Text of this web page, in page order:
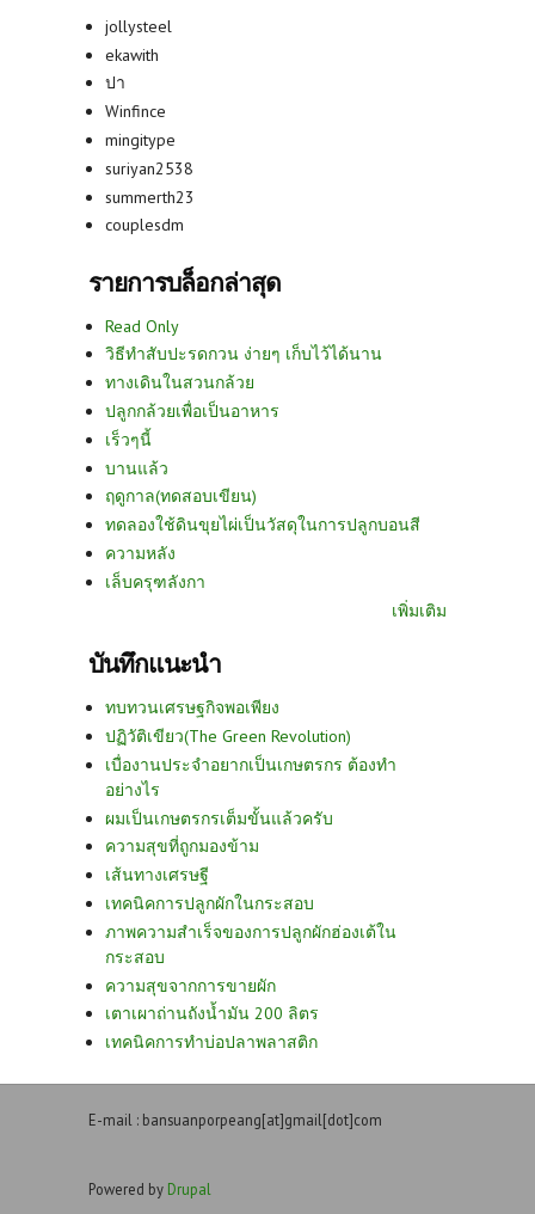
jollysteel
ekawith
ปา
Winfince
mingitype
suriyan2538
summerth23
couplesdm
รายการบล็อกล่าสุด
Read Only
วิธีทำสับปะรดกวน ง่ายๆ เก็บไว้ได้นาน
ทางเดินในสวนกล้วย
ปลูกกล้วยเพื่อเป็นอาหาร
เร็วๆนี้
บานแล้ว
ฤดูกาล(ทดสอบเขียน)
ทดลองใช้ดินขุยไผ่เป็นวัสดุในการปลูกบอนสี
ความหลัง
เล็บครุฑลังกา
เพิ่มเติม
บันทึกแนะนำ
ทบทวนเศรษฐกิจพอเพียง
ปฏิวัติเขียว(The Green Revolution)
เบื่องานประจำอยากเป็นเกษตรกร ต้องทำ
อย่างไร
ผมเป็นเกษตรกรเต็มขั้นแล้วครับ
ความสุขที่ถูกมองข้าม
เส้นทางเศรษฐี
เทคนิคการปลูกผักในกระสอบ
ภาพความสำเร็จของการปลูกผักฮ่องเต้ใน
กระสอบ
ความสุขจากการขายผัก
เตาเผาถ่านถังน้ำมัน 200 ลิตร
เทคนิคการทำบ่อปลาพลาสติก
E-mail : bansuanporpeang[at]gmail[dot]com
Powered by Drupal